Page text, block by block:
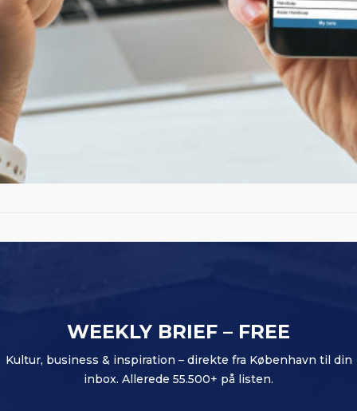
WEEKLY BRIEF – FREE
Kultur, business & inspiration – direkte fra København til din
inbox. Allerede 55.500+ på listen.